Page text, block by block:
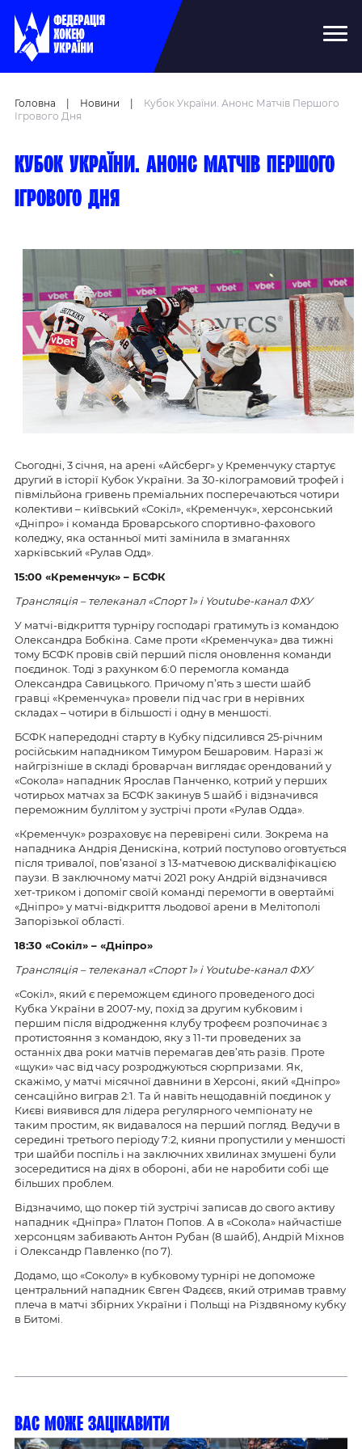
Головна Новини
Кубок України. Анонс Матчів Першого
Ігрового Дня
Кубок України. Анонс матчів першого
ігрового дня
Сьогодні, 3 січня, на арені «Айсберг» у Кременчуку стартує
другий в історії Кубок України. За 30-кілограмовий трофей і
півмільйона гривень преміальних посперечаються чотири
колективи – київський «Сокіл», «Кременчук», херсонський
«Дніпро» і команда Броварського спортивно-фахового
коледжу, яка останньої миті замінила в змаганнях
харківський «Рулав Одд».
15:00 «Кременчук» – БСФК
Трансляція – телеканал «Спорт 1» і Youtubе-канал ФХУ
У матчі-відкриття турніру господарі гратимуть із командою
Олександра Бобкіна. Саме проти «Кременчука» два тижні
тому БСФК провів свій перший після оновлення команди
поєдинок. Тоді з рахунком 6:0 перемогла команда
Олександра Савицького. Причому п’ять з шести шайб
гравці «Кременчука» провели під час гри в нерівних
складах – чотири в більшості і одну в меншості.
БСФК напередодні старту в Кубку підсилився 25-річним
російським нападником Тимуром Бешаровим. Наразі ж
найгрізніше в складі броварчан виглядає орендований у
«Сокола» нападник Ярослав Панченко, котрий у перших
чотирьох матчах за БСФК закинув 5 шайб і відзначився
переможним буллітом у зустрічі проти «Рулав Одда».
«Кременчук» розраховує на перевірені сили. Зокрема на
нападника Андрія Денискіна, котрий поступово оговтується
після тривалої, пов’язаної з 13-матчевою дискваліфікацією
паузи. В заключному матчі 2021 року Андрій відзначився
хет-триком і допоміг своїй команді перемогти в овертаймі
«Дніпро» у матчі-відкриття льодової арени в Мелітополі
Запорізької області.
18:30 «Сокіл» – «Дніпро»
Трансляція – телеканал «Спорт 1» і Youtubе-канал ФХУ
«Сокіл», який є переможцем єдиного проведеного досі
Кубка України в 2007-му, похід за другим кубковим і
першим після відродження клубу трофеєм розпочинає з
протистояння з командою, яку з 11-ти проведених за
останніх два роки матчів перемагав дев’ять разів. Проте
«щуки» час від часу розроджуються сюрпризами. Як,
скажімо, у матчі місячної давнини в Херсоні, який «Дніпро»
сенсаційно виграв 2:1. Та й навіть нещодавній поєдинок у
Києві виявився для лідера регулярного чемпіонату не
таким простим, як видавалося на перший погляд. Ведучи в
середині третього періоду 7:2, кияни пропустили у меншості
три шайби поспіль і на заключних хвилинах змушені були
зосередитися на діях в обороні, аби не наробити собі ще
більших проблем.
Відзначимо, що покер тій зустрічі записав до свого активу
нападник «Дніпра» Платон Попов. А в «Сокола» найчастіше
херсонцям забивають Антон Рубан (8 шайб), Андрій Міхнов
і Олександр Павленко (по 7).
Додамо, що «Соколу» в кубковому турнірі не допоможе
центральний нападник Євген Фадєєв, який отримав травму
плеча в матчі збірних України і Польщі на Різдвяному кубку
в Битомі.
Вас може зацікавити